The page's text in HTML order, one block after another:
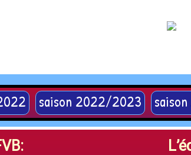
saison 2022/2023